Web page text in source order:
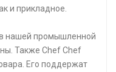
и прикладное.
нашей промышленной
Также Chef Chef
Его поддержат